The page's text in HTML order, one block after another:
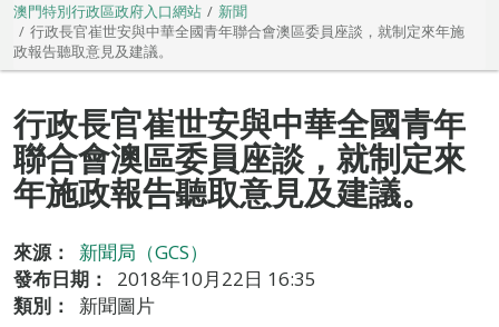
澳門特別行政區政府入口網站
新聞
行政長官崔世安與中華全國青年聯合會澳區委員座談，就制定來年施
政報告聽取意見及建議。
行政長官崔世安與中華全國青年
聯合會澳區委員座談，就制定來
年施政報告聽取意見及建議。
來源：
新聞局（GCS）
發布日期：
2018年10月22日 16:35
類別：
新聞圖片